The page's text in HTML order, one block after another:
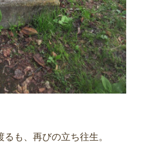
も、再びの立ち往生。